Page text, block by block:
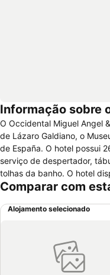
Informação sobre
O Occidental Miguel Angel
de Lázaro Galdiano, o
de España. O hotel possui
serviço de despertador,
tolhas da banho. O hotel
câmbio, acesso à internet
Comparar com
Alojamento selecionado